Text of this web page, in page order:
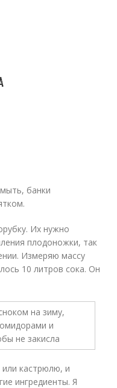
банки
Их нужно
плодоножки, так
Измеряю массу
10 литров сока. Он
кастрюлю, и
ингредиенты. Я